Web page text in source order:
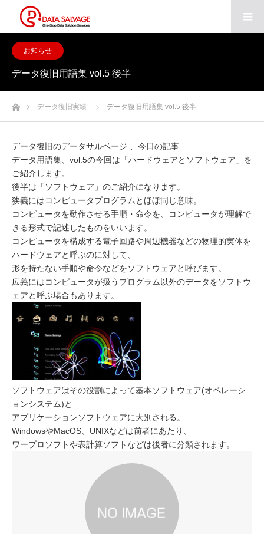
お知らせ
データ復旧用語集 vol.5 後半
ホームデータ復旧実績 データ復旧用語集 vol.5 後半
データ復旧のデータサルベージ 、今日の記事
データ用語集、vol.5の今回は「ハードウェアとソフトウェア」を
ご紹介します。
後半は「ソフトウェア」のご紹介になります。
狭義にはコンピュータプログラムとほぼ同じ意味。
コンピュータを動作させる手順・命令を、コンピュータが理解で
きる形式で記述したものをいいます。
コンピュータを構成する電子回路や周辺機器などの物理的実体を
ハードウェアと呼ぶのに対して、
形を持たない手順や命令などをソフトウェアと呼びます。
広義にはコンピュータが扱うプログラム以外のデータをソフトウ
ェアと呼ぶ場合もあります。
ソフトウェアはその役割によって基本ソフトウェア(オペレーシ
ョンシステム)と
アプリケーションソフトウェアに大別される。
WindowsやMacOS、UNIXなどは前者にあたり、
ワープロソフトや表計算ソフトなどは後者に分類されます。